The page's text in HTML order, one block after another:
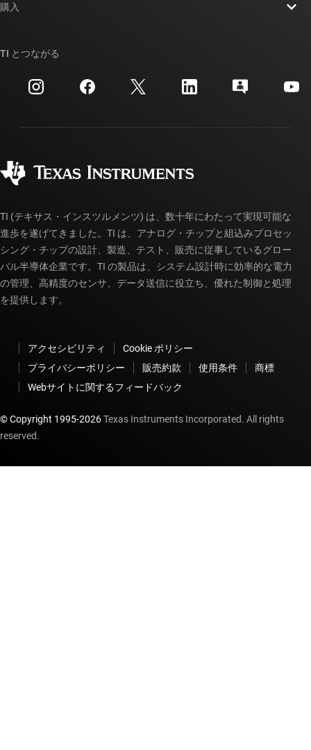
投資家向け情報
製造
クロスリファレンス検索
カスタマー・サポート・センター
myTI アカウントの FAQ
購入
ご注文に関する FAQ
TI とつながる
TI (テキサス・インスツルメンツ) は、数十年にわたって実現可能な
進歩を遂げてきました。TI は、アナログ・チップと組込みプロセッ
シング・チップの設計、製造、テスト、販売に従事しているグロー
バル半導体企業です。TI の製品は、システム設計時に効率的な電力
の管理、高精度のセンサ、データ送信に役立ち、優れた制御と処理
を提供します。
アクセシビリティ
Cookie ポリシー
プライバシーポリシー
販売約款 使用条件
商標
Webサイトに関するフィードバック
© Copyright 1995-2026Texas Instruments Incorporated. All rights
reserved.